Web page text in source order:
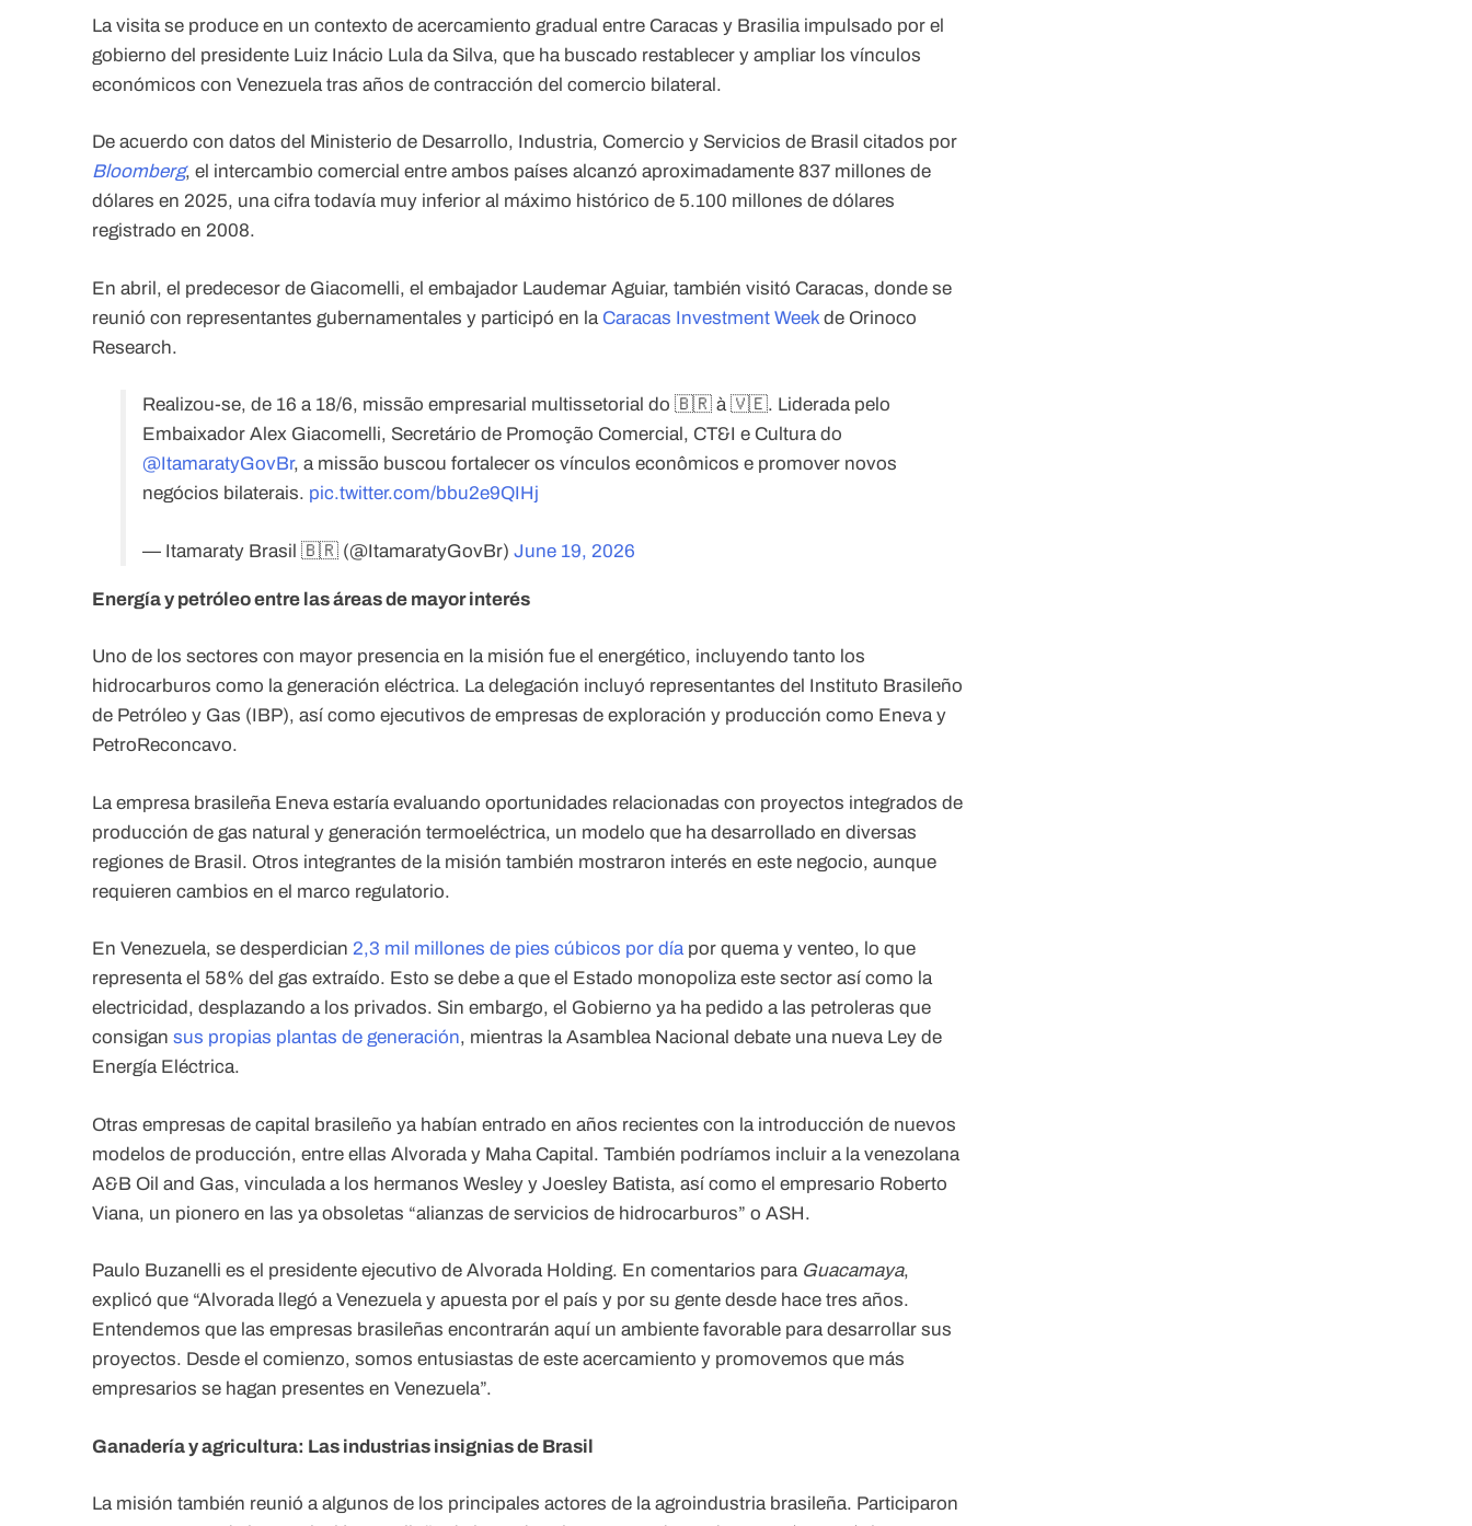
La visita se produce en un contexto de acercamiento gradual entre Caracas y Brasilia impulsado por el
gobierno del presidente Luiz Inácio Lula da Silva, que ha buscado restablecer y ampliar los vínculos
económicos con Venezuela tras años de contracción del comercio bilateral.
De acuerdo con datos del Ministerio de Desarrollo, Industria, Comercio y Servicios de Brasil citados por
Bloomberg, el intercambio comercial entre ambos países alcanzó aproximadamente 837 millones de
dólares en 2025, una cifra todavía muy inferior al máximo histórico de 5.100 millones de dólares
registrado en 2008.
En abril, el predecesor de Giacomelli, el embajador Laudemar Aguiar, también visitó Caracas, donde se
reunió con representantes gubernamentales y participó en la Caracas Investment Week de Orinoco
Research.
Realizou-se, de 16 a 18/6, missão empresarial multissetorial do 🇧🇷 à 🇻🇪. Liderada pelo
Embaixador Alex Giacomelli, Secretário de Promoção Comercial, CT&I e Cultura do
@ItamaratyGovBr, a missão buscou fortalecer os vínculos econômicos e promover novos
negócios bilaterais. pic.twitter.com/bbu2e9QIHj
— Itamaraty Brasil 🇧🇷 (@ItamaratyGovBr) June 19, 2026
Energía y petróleo entre las áreas de mayor interés
Uno de los sectores con mayor presencia en la misión fue el energético, incluyendo tanto los
hidrocarburos como la generación eléctrica. La delegación incluyó representantes del Instituto Brasileño
de Petróleo y Gas (IBP), así como ejecutivos de empresas de exploración y producción como Eneva y
PetroReconcavo.
La empresa brasileña Eneva estaría evaluando oportunidades relacionadas con proyectos integrados de
producción de gas natural y generación termoeléctrica, un modelo que ha desarrollado en diversas
regiones de Brasil. Otros integrantes de la misión también mostraron interés en este negocio, aunque
requieren cambios en el marco regulatorio.
En Venezuela, se desperdician 2,3 mil millones de pies cúbicos por díapor quema y venteo, lo que
representa el 58% del gas extraído. Esto se debe a que el Estado monopoliza este sector así como la
electricidad, desplazando a los privados. Sin embargo, el Gobierno ya ha pedido a las petroleras que
consigan sus propias plantas de generación, mientras la Asamblea Nacional debate una nueva Ley de
Energía Eléctrica.
Otras empresas de capital brasileño ya habían entrado en años recientes con la introducción de nuevos
modelos de producción, entre ellas Alvorada y Maha Capital. También podríamos incluir a la venezolana
A&B Oil and Gas, vinculada a los hermanos Wesley y Joesley Batista, así como el empresario Roberto
Viana, un pionero en las ya obsoletas “alianzas de servicios de hidrocarburos” o ASH.
Paulo Buzanelli es el presidente ejecutivo de Alvorada Holding. En comentarios para Guacamaya,
explicó que “Alvorada llegó a Venezuela y apuesta por el país y por su gente desde hace tres años.
Entendemos que las empresas brasileñas encontrarán aquí un ambiente favorable para desarrollar sus
proyectos. Desde el comienzo, somos entusiastas de este acercamiento y promovemos que más
empresarios se hagan presentes en Venezuela”.
Ganadería y agricultura: Las industrias insignias de Brasil
La misión también reunió a algunos de los principales actores de la agroindustria brasileña. Participaron